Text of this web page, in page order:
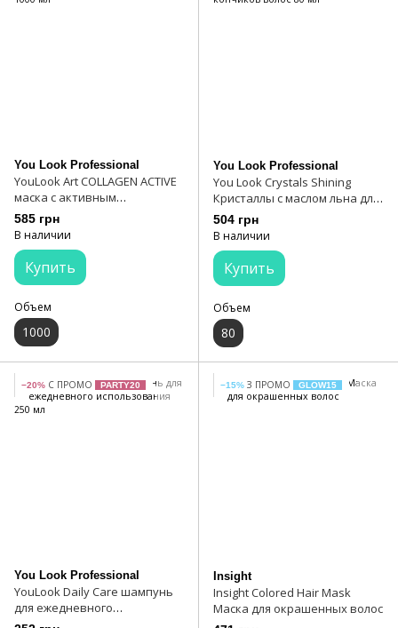
You Look Professional
YouLook Art COLLAGEN ACTIVE
маска с активным
коллагеном 1000 мл
585 грн
В наличии
Купить
Объем
1000
You Look Professional
You Look Crystals Shining
Кристаллы с маслом льна для
кончиков волос 80 мл
504 грн
В наличии
Купить
Объем
80
−20% С ПРОМО PARTY20
You Look Professional
YouLook Daily Care шампунь
для ежедневного
использования 250 мл
−15% З ПРОМО GLOW15
Insight
Insight Colored Hair Mask
Маска для окрашенных волос